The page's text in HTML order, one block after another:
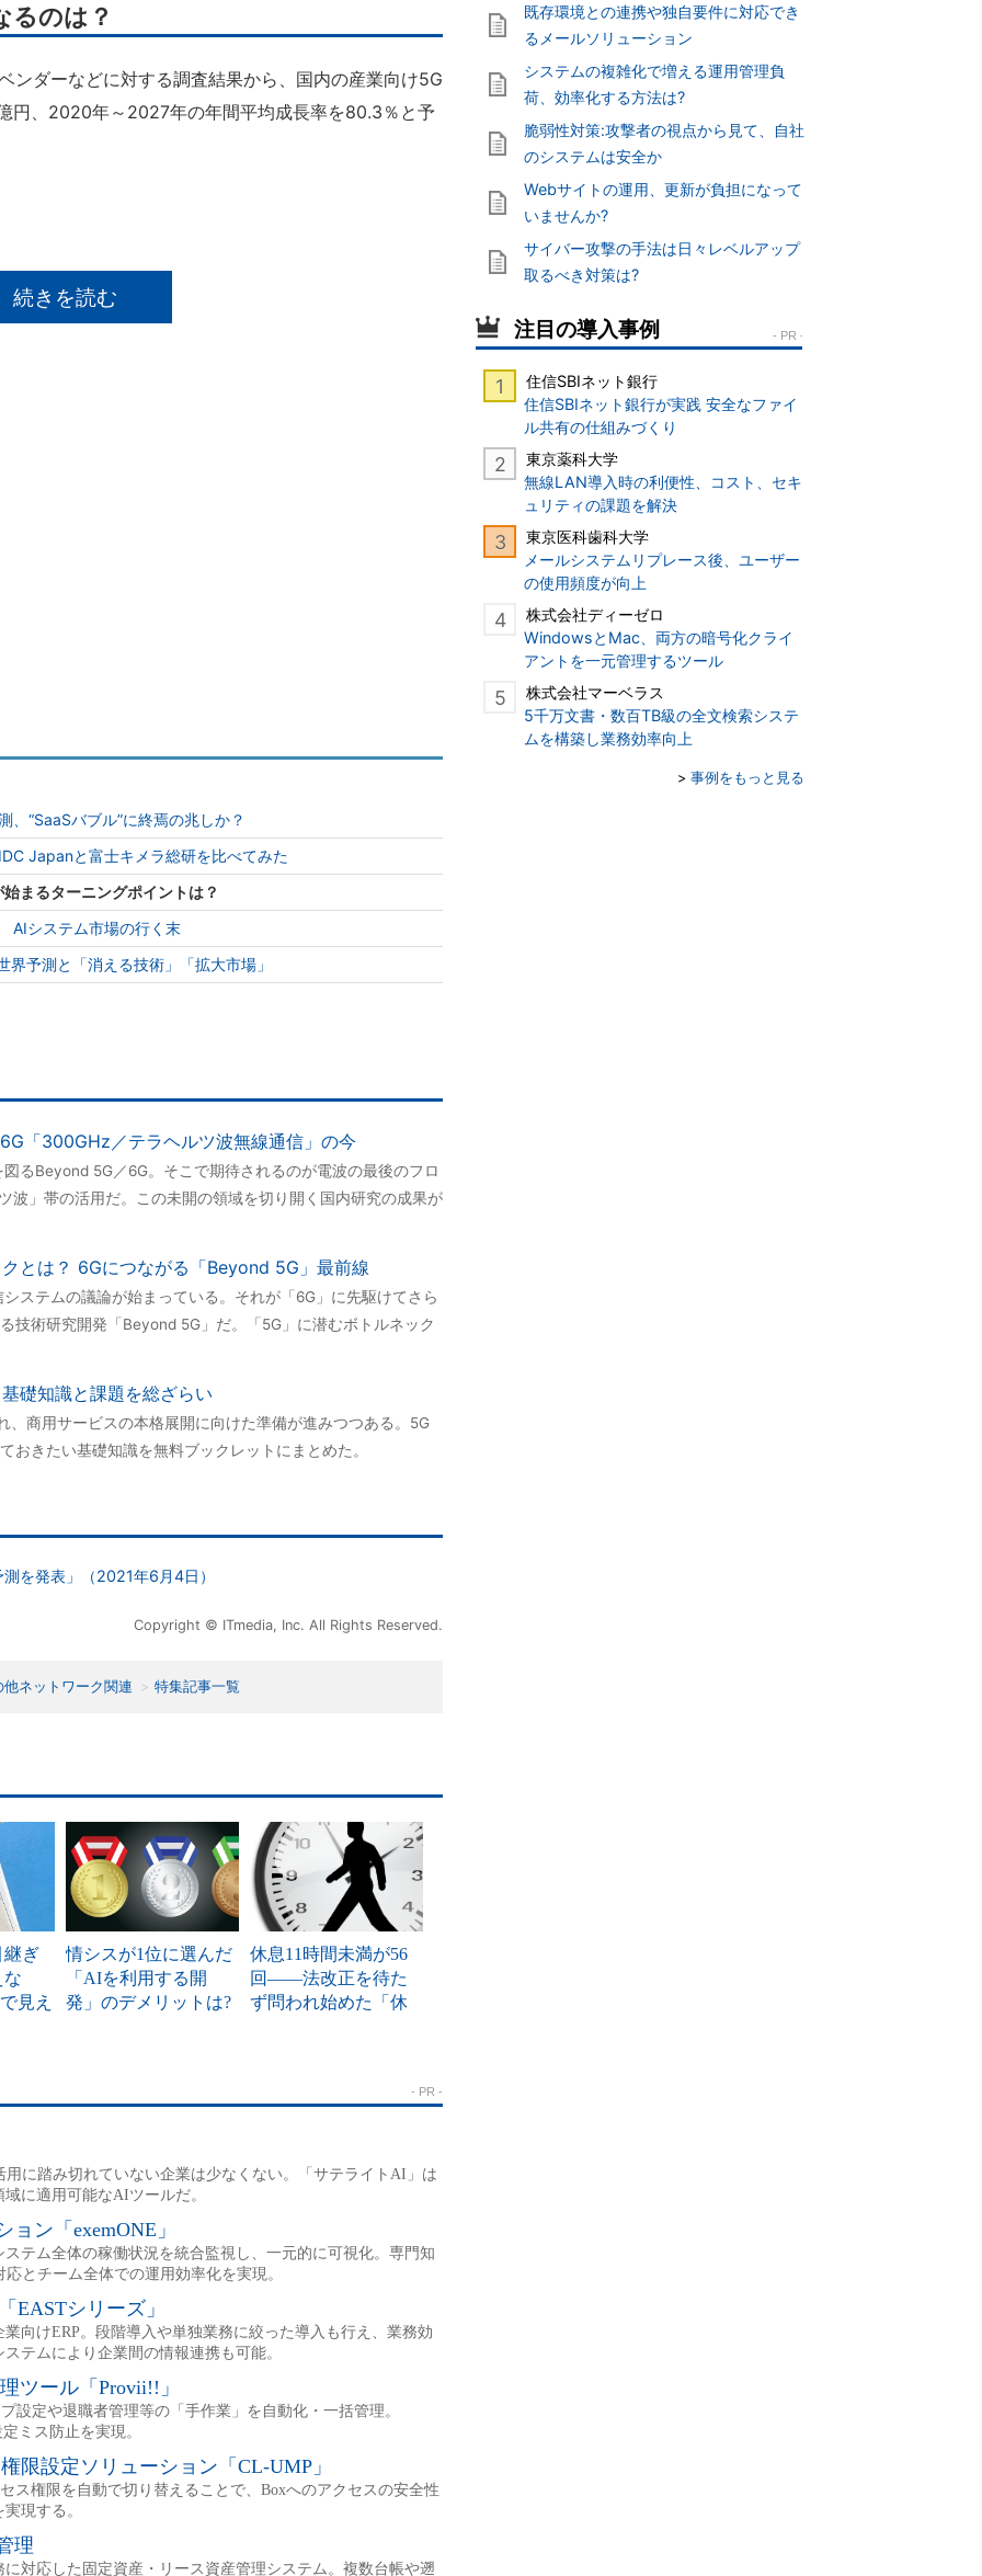
るのは？
ダーなどに対する調査結果から、国内の産業向け5G
円、2020年～2027年の年間平均成長率を80.3％と予
続きを読む
、“SaaSバブル”に終焉の兆しか？
Japanと富士キメラ総研を比べてみた
まるターニングポイントは？
システム市場の行く末
予測と「消える技術」「拡大市場」
「300GHz／テラヘルツ波無線通信」の今
るBeyond 5G／6G。そこで期待されるのが電波の最後のフロ
波」帯の活用だ。この未開の領域を切り開く国内研究の成果が
とは？ 6Gにつながる「Beyond 5G」最前線
ステムの議論が始まっている。それが「6G」に先駆けてさら
技術研究開発「Beyond 5G」だ。「5G」に潜むボトルネック
礎知識と課題を総ざらい
、商用サービスの本格展開に向けた準備が進みつつある。5G
おきたい基礎知識を無料ブックレットにまとめた。
を発表」（2021年6月4日）
Copyright © ITmedia, Inc. All Rights Reserved.
他ネットワーク関連 特集記事一覧
既存環境との連携や独自要件に対応でき
るメールソリューション
システムの複雑化で増える運用管理負
荷、効率化する方法は?
脆弱性対策:攻撃者の視点から見て、自社
のシステムは安全か
Webサイトの運用、更新が負担になって
いませんか?
サイバー攻撃の手法は日々レベルアップ
取るべき対策は?